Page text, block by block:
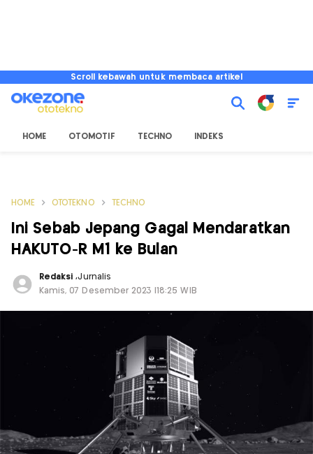
Scroll kebawah untuk membaca artikel
HOME OTOMOTIF TECHNO INDEKS
HOME OTOTEKNO TECHNO
Ini Sebab Jepang Gagal Mendaratkan
HAKUTO-R M1 ke Bulan
Redaksi,Jurnalis
Kamis, 07 Desember 2023 |18:25 WIB